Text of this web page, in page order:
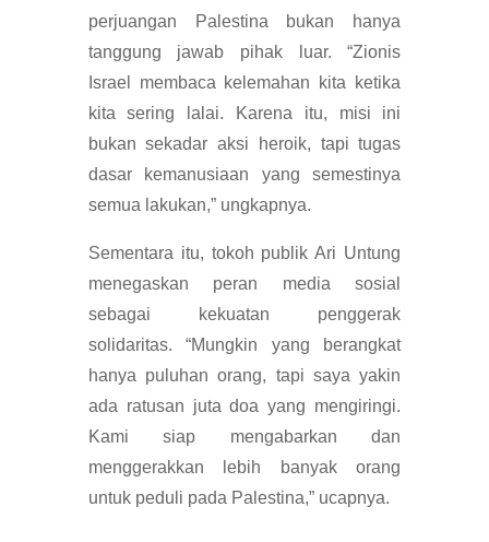
perjuangan Palestina bukan hanya
tanggung jawab pihak luar. “Zionis
Israel membaca kelemahan kita ketika
kita sering lalai. Karena itu, misi ini
bukan sekadar aksi heroik, tapi tugas
dasar kemanusiaan yang semestinya
semua lakukan,” ungkapnya.
Sementara itu, tokoh publik Ari Untung
menegaskan peran media sosial
sebagai kekuatan penggerak
solidaritas. “Mungkin yang berangkat
hanya puluhan orang, tapi saya yakin
ada ratusan juta doa yang mengiringi.
Kami siap mengabarkan dan
menggerakkan lebih banyak orang
untuk peduli pada Palestina,” ucapnya.